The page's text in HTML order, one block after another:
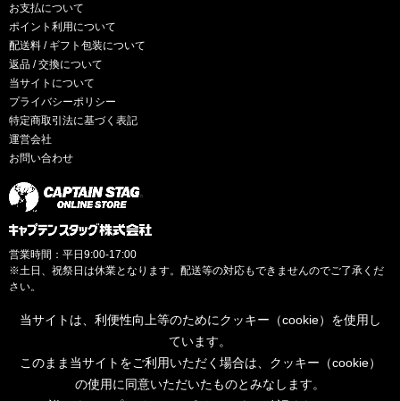
お支払について
ポイント利用について
配送料 / ギフト包装について
返品 / 交換について
当サイトについて
プライバシーポリシー
特定商取引法に基づく表記
運営会社
お問い合わせ
営業時間：平日9:00-17:00
※土日、祝祭日は休業となります。配送等の対応もできませんのでご了承くだ
さい。
© CAPTAINSTAG Co.Ltd.
当サイトは、利便性向上等のためにクッキー（cookie）を使用し
ています。
このまま当サイトをご利用いただく場合は、クッキー（cookie）
の使用に同意いただいたものとみなします。